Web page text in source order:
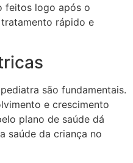
feitos logo após o
rápido e
são fundamentais.
e crescimento
plano de saúde dá
saúde da criança no